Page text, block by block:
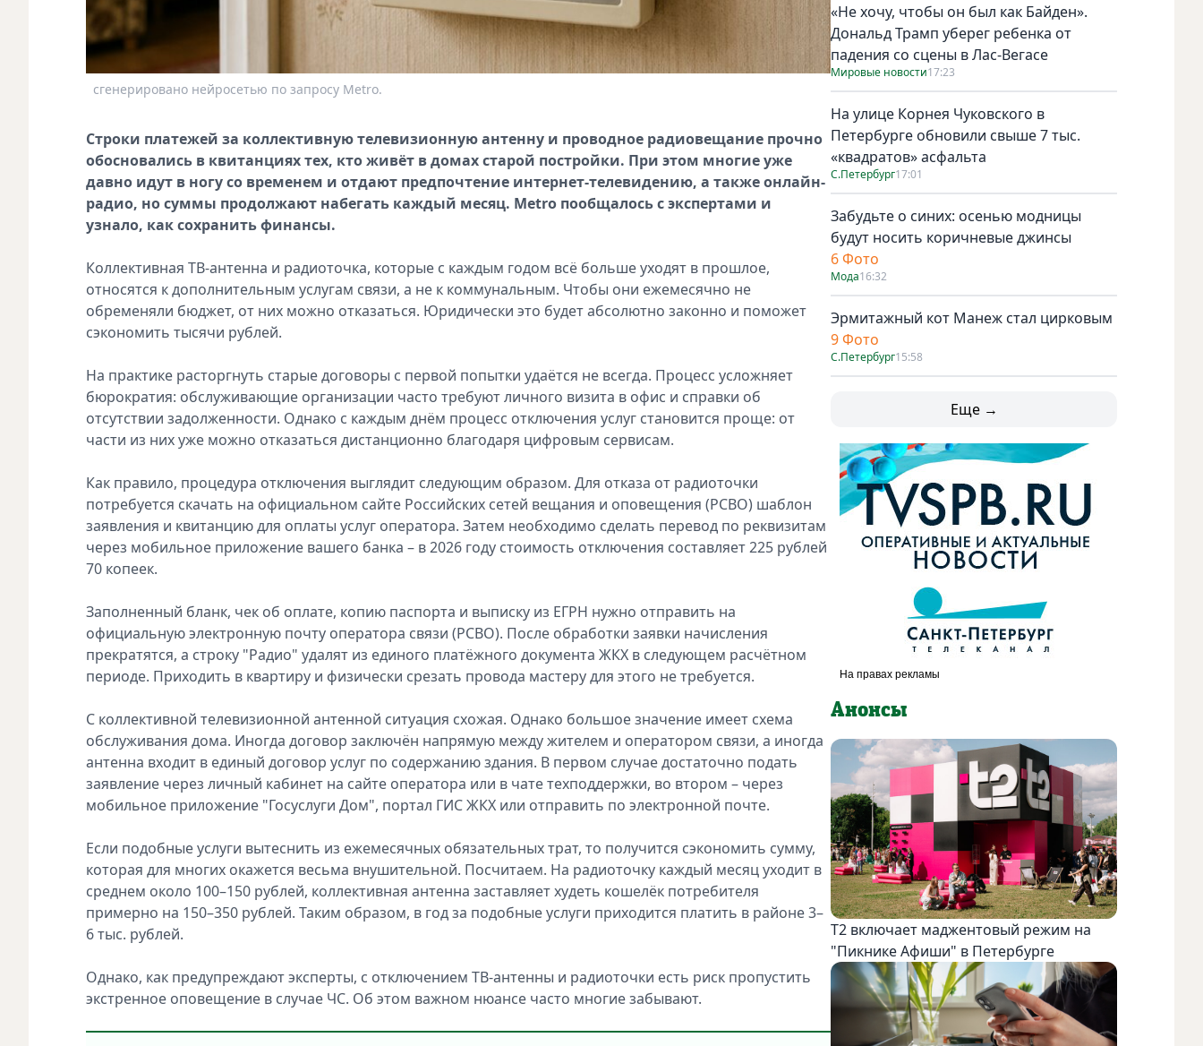
сгенерировано нейросетью по запросу Metro.
Строки платежей за коллективную телевизионную антенну и проводное радиовещание прочно
обосновались в квитанциях тех, кто живёт в домах старой постройки. При этом многие уже
давно идут в ногу со временем и отдают предпочтение интернет-телевидению, а также онлайн-
радио, но суммы продолжают набегать каждый месяц. Metro пообщалось с экспертами и
узнало, как сохранить финансы.
Коллективная ТВ-антенна и радиоточка, которые с каждым годом всё больше уходят в прошлое,
относятся к дополнительным услугам связи, а не к коммунальным. Чтобы они ежемесячно не
обременяли бюджет, от них можно отказаться. Юридически это будет абсолютно законно и поможет
сэкономить тысячи рублей.
На практике расторгнуть старые договоры с первой попытки удаётся не всегда. Процесс усложняет
бюрократия: обслуживающие организации часто требуют личного визита в офис и справки об
отсутствии задолженности. Однако с каждым днём процесс отключения услуг становится проще: от
части из них уже можно отказаться дистанционно благодаря цифровым сервисам.
Как правило, процедура отключения выглядит следующим образом. Для отказа от радиоточки
потребуется скачать на официальном сайте Российских сетей вещания и оповещения (РСВО) шаблон
заявления и квитанцию для оплаты услуг оператора. Затем необходимо сделать перевод по реквизитам
через мобильное приложение вашего банка – в 2026 году стоимость отключения составляет 225 рублей
70 копеек.
Заполненный бланк, чек об оплате, копию паспорта и выписку из ЕГРН нужно отправить на
официальную электронную почту оператора связи (РСВО). После обработки заявки начисления
прекратятся, а строку "Радио" удалят из единого платёжного документа ЖКХ в следующем расчётном
периоде. Приходить в квартиру и физически срезать провода мастеру для этого не требуется.
С коллективной телевизионной антенной ситуация схожая. Однако большое значение имеет схема
обслуживания дома. Иногда договор заключён напрямую между жителем и оператором связи, а иногда
антенна входит в единый договор услуг по содержанию здания. В первом случае достаточно подать
заявление через личный кабинет на сайте оператора или в чате техподдержки, во втором – через
мобильное приложение "Госуслуги Дом", портал ГИС ЖКХ или отправить по электронной почте.
Если подобные услуги вытеснить из ежемесячных обязательных трат, то получится сэкономить сумму,
которая для многих окажется весьма внушительной. Посчитаем. На радиоточку каждый месяц уходит в
среднем около 100–150 рублей, коллективная антенна заставляет худеть кошелёк потребителя
примерно на 150–350 рублей. Таким образом, в год за подобные услуги приходится платить в районе 3–
6 тыс. рублей.
Однако, как предупреждают эксперты, с отключением ТВ-антенны и радиоточки есть риск пропустить
экстренное оповещение в случае ЧС. Об этом важном нюансе часто многие забывают.
«Не хочу, чтобы он был как Байден».
Дональд Трамп уберег ребенка от
падения со сцены в Лас-Вегасе
Мировые новости17:23
На улице Корнея Чуковского в
Петербурге обновили свыше 7 тыс.
«квадратов» асфальта
С.Петербург17:01
Забудьте о синих: осенью модницы
будут носить коричневые джинсы
6 Фото
Мода16:32
Эрмитажный кот Манеж стал цирковым
9 Фото
С.Петербург15:58
Еще →
Анонсы
Т2 включает маджентовый режим на
"Пикнике Афиши" в Петербурге